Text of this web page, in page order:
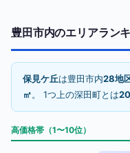
豊田市内のエリアラン
保見ケ丘は豊田市内28地
㎡。 1つ上の深田町とは
高価格帯（1〜10位）